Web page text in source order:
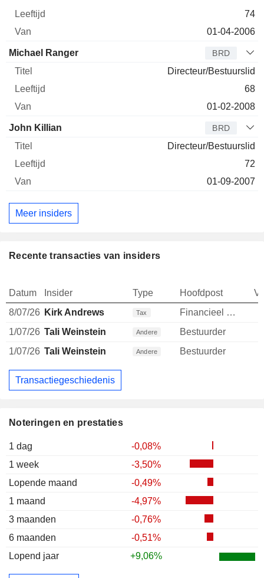
Noteringen en prestaties
1 dag
-0,08%
1 week
-3,50%
Lopende maand
-0,49%
1 maand
-4,97%
3 maanden
-0,76%
6 maanden
-0,51%
Lopend jaar
+9,06%
74
01-04-2006
Michael Ranger BRD
Directeur/Bestuurslid
68
01-02-2008
John Killian BRD
Directeur/Bestuurslid
72
01-09-2007
Meer insiders
Recente transacties van insiders
Datum Insider Type Hoofdpost
8/07/26 Kirk Andrews Tax Financieel directeur
1/07/26 Tali Weinstein Andere
Bestuurder
1/07/26 Tali Weinstein Andere Bestuurder
Transactiegeschiedenis